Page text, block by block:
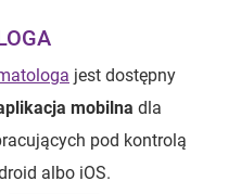
jest dostępny
mobilna dla
pod kontrolą
albo iOS.